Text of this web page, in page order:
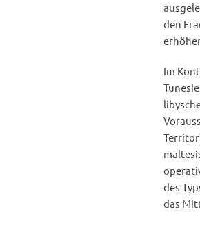
den
Im
des
das